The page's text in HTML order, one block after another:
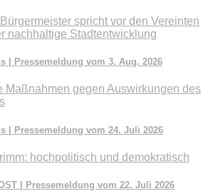
spricht vor den Vereinten
nachhaltige Stadtentwicklung
| Pressemeldung vom 3. Aug. 2026
Maßnahmen gegen Auswirkungen des
| Pressemeldung vom 24. Juli 2026
hochpolitisch und demokratisch
| Pressemeldung vom 22. Juli 2026